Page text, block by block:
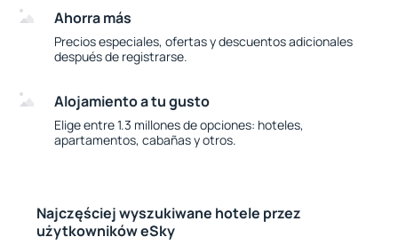
Ahorra más
Precios especiales, ofertas y descuentos adicionales
después de registrarse.
Alojamiento a tu gusto
Elige entre 1.3 millones de opciones: hoteles,
apartamentos, cabañas y otros.
Najczęściej wyszukiwane hotele przez
użytkowników eSky